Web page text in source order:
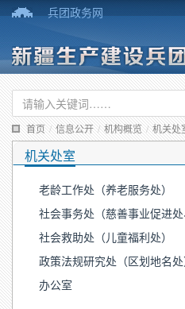
兵团政务网
首页 / 信息公开 / 机构概览 / 机关处
机关处室
老龄工作处（养老服务处）
社会事务处（慈善事业促进处
社会救助处（儿童福利处）
政策法规研究处（区划地名处
办公室